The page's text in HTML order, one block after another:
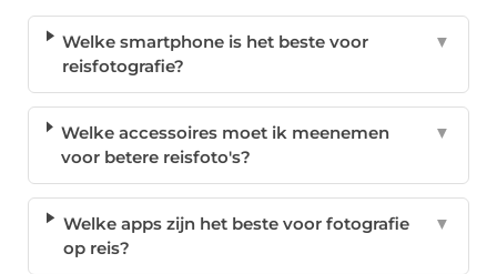
Welke smartphone is het beste voor
reisfotografie?
▼
Welke accessoires moet ik meenemen
voor betere reisfoto's?
▼
Welke apps zijn het beste voor fotografie
op reis?
▼